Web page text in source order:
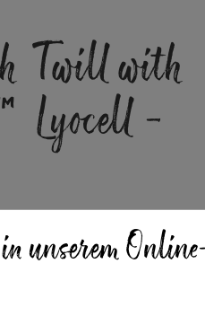
unserem
Twill with
Lyocell -